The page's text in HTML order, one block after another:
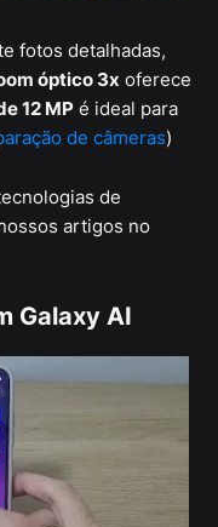
fotos detalhadas,
óptico 3x oferece
12 MP é ideal para
de câmeras)
de
artigos no
Galaxy AI